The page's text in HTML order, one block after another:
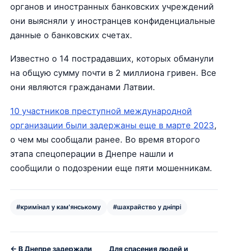
органов и иностранных банковских учреждений
они выясняли у иностранцев конфиденциальные
данные о банковских счетах.
Известно о 14 пострадавших, которых обманули
на общую сумму почти в 2 миллиона гривен. Все
они являются гражданами Латвии.
10 участников преступной международной
организации были задержаны еще в марте 2023,
о чем мы сообщали ранее. Во время второго
этапа спецоперации в Днепре нашли и
сообщили о подозрении еще пяти мошенникам.
#кримінал у кам'янському #шахрайство у дніпрі
← В Днепре задержали
Для спасения людей и